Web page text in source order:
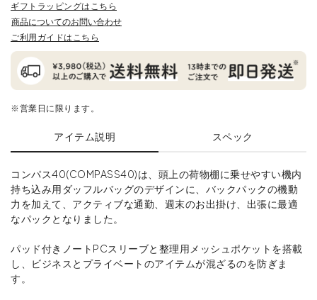
ギフトラッピングはこちら
商品についてのお問い合わせ
ご利用ガイドはこちら
※営業日に限ります。
アイテム説明 スペック
コンパス40(COMPASS40)は、頭上の荷物棚に乗せやすい機内
持ち込み用ダッフルバッグのデザインに、バックパックの機動
力を加えて、アクティブな通勤、週末のお出掛け、出張に最適
なパックとなりました。
パッド付きノートPCスリーブと整理用メッシュポケットを搭載
し、ビジネスとプライベートのアイテムが混ざるのを防ぎま
す。